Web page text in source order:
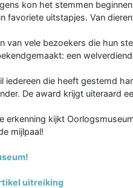
kon het stemmen
favoriete uitstapjes. Van
van vele bezoekers die hun
een
iedereen die heeft gestemd
De award krijgt uiteraard
erkenning kijkt
mijlpaal!
uitreiking